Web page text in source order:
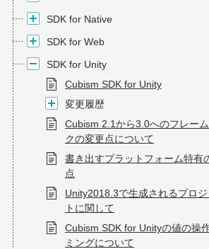
SDK for Native
SDK for Web
SDK for Unity
Cubism SDK for Unity
変更履歴
Cubism 2.1から3.0へのフレー
クの変更点について
書き出すプラットフォーム特有
点
Unity2018.3で生成されるプロジ
トに関して
Cubism SDK for Unityの値の操
ミングについて